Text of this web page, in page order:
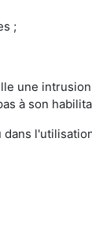
;
une
à son